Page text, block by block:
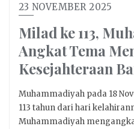
23 NOVEMBER 2025
Milad ke 113,
Angkat Tema
Kesejahteraan
Muhammadiyah pada 18
113 tahun dari hari
Muhammadiyah